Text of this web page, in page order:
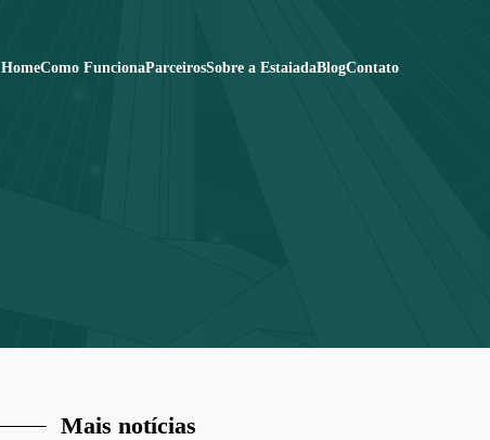
HomeComo FuncionaParceirosSobre a EstaiadaBlogContato
Mais notícias